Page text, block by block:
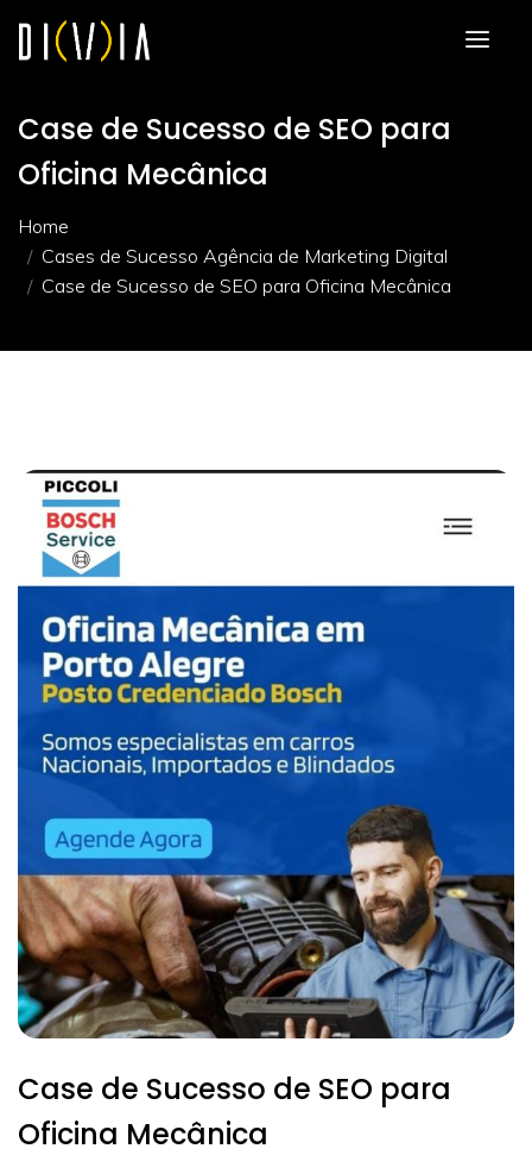
Case de Sucesso de SEO para
Oficina Mecânica
Home
Cases de Sucesso Agência de Marketing Digital
Case de Sucesso de SEO para Oficina Mecânica
Case de Sucesso de SEO para
Oficina Mecânica